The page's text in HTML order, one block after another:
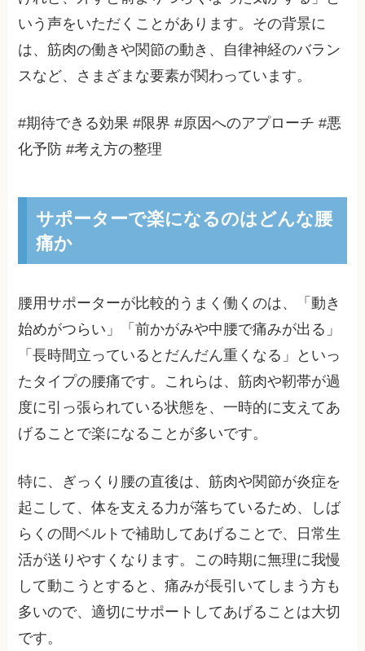
いう声をいただくことがあります。その背景に
は、筋肉の働きや関節の動き、自律神経のバラン
スなど、さまざまな要素が関わっています。
#期待できる効果 #限界 #原因へのアプローチ #悪
化予防 #考え方の整理
サポーターで楽になるのはどんな腰
痛か
腰用サポーターが比較的うまく働くのは、「動き
始めがつらい」「前かがみや中腰で痛みが出る」
「長時間立っているとだんだん重くなる」といっ
たタイプの腰痛です。これらは、筋肉や靭帯が過
度に引っ張られている状態を、一時的に支えてあ
げることで楽になることが多いです。
特に、ぎっくり腰の直後は、筋肉や関節が炎症を
起こして、体を支える力が落ちているため、しば
らくの間ベルトで補助してあげることで、日常生
活が送りやすくなります。この時期に無理に我慢
して動こうとすると、痛みが長引いてしまう方も
多いので、適切にサポートしてあげることは大切
です。